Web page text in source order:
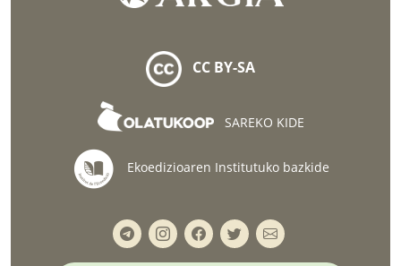
CC BY-SA
SAREKO KIDE
Ekoedizioaren Institutuko bazkide